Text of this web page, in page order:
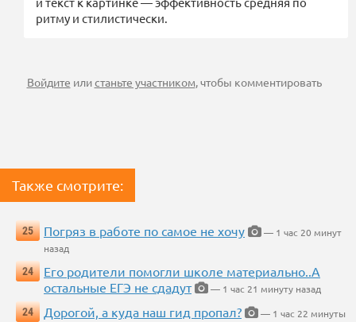
ритму и стилистически.
Войдите илистаньте участником, чтобы комментировать
Также смотрите:
25 Погряз в работе по самое не хочу
— 1 час 20 минут
назад
24
Его родители помогли школе материально..А
остальные ЕГЭ не сдадут
— 1 час 21 минуту назад
24
Дорогой, а куда наш гид пропал?
— 1 час 22 минуты